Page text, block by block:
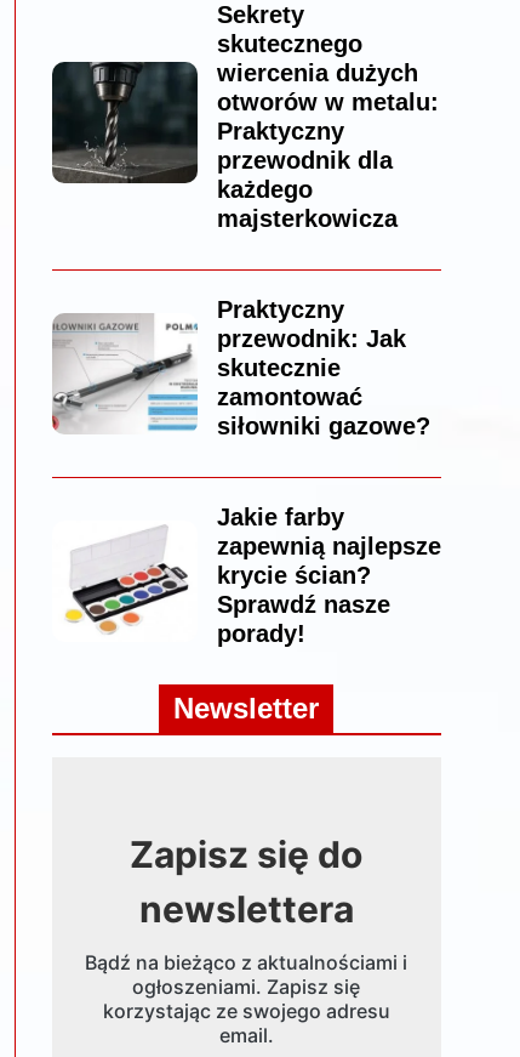
Sekrety
skutecznego
wiercenia dużych
otworów w metalu:
Praktyczny
przewodnik dla
każdego
majsterkowicza
Praktyczny
przewodnik: Jak
skutecznie
zamontować
siłowniki gazowe?
Jakie farby
zapewnią najlepsze
krycie ścian?
Sprawdź nasze
porady!
Newsletter
Zapisz się do
newslettera
Bądź na bieżąco z aktualnościami i
ogłoszeniami. Zapisz się
korzystając ze swojego adresu
email.